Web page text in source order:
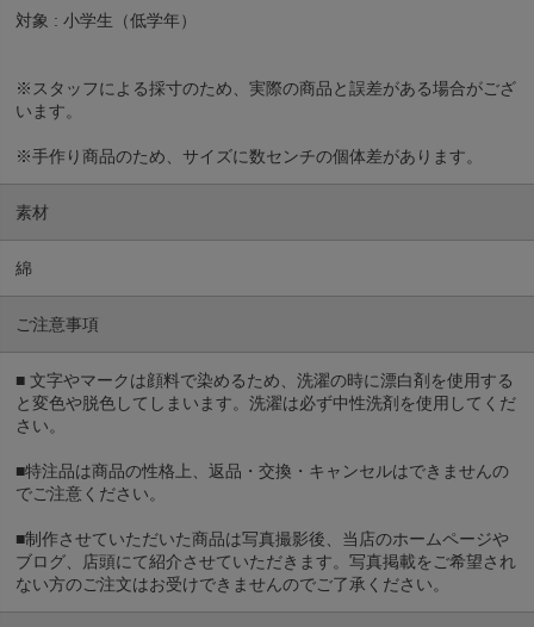
対象 : 小学生（低学年）
※スタッフによる採寸のため、実際の商品と誤差がある場合がござ
います。
※手作り商品のため、サイズに数センチの個体差があります。
素材
綿
ご注意事項
■ 文字やマークは顔料で染めるため、洗濯の時に漂白剤を使用する
と変色や脱色してしまいます。洗濯は必ず中性洗剤を使用してくだ
さい。
■特注品は商品の性格上、返品・交換・キャンセルはできませんの
でご注意ください。
■制作させていただいた商品は写真撮影後、当店のホームページや
ブログ、店頭にて紹介させていただきます。写真掲載をご希望され
ない方のご注文はお受けできませんのでご了承ください。